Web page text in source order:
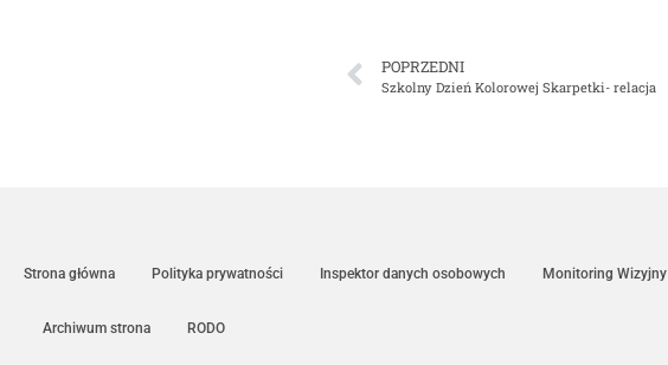
POPRZEDNI
Szkolny Dzień Kolorowej Skarpetki- relacja
Strona główna Polityka prywatności Inspektor danych osobowych Monitoring Wizyjny
Archiwum strona RODO